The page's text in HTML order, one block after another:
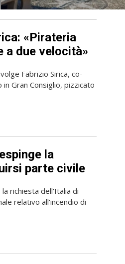
«Pirateria
a due velocità»
Fabrizio Sirica, co-
Gran Consiglio, pizzicato
la
parte civile
richiesta dell'Italia di
relativo all'incendio di